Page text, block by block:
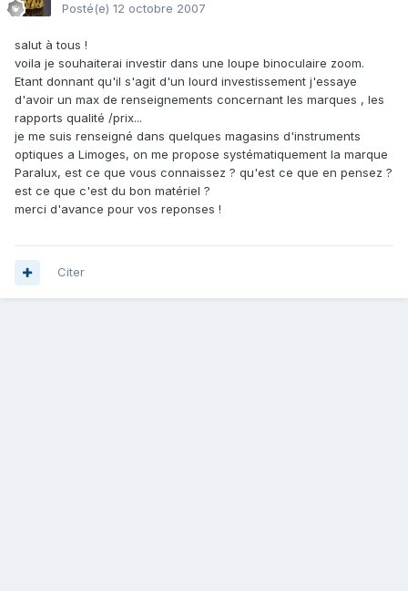
Posté(e) 12 octobre 2007
salut à tous !
voila je souhaiterai investir dans une loupe binoculaire zoom.
Etant donnant qu'il s'agit d'un lourd investissement j'essaye
d'avoir un max de renseignements concernant les marques , les
rapports qualité /prix...
je me suis renseigné dans quelques magasins d'instruments
optiques a Limoges, on me propose systématiquement la marque
Paralux, est ce que vous connaissez ? qu'est ce que en pensez ?
est ce que c'est du bon matériel ?
merci d'avance pour vos reponses !
Citer